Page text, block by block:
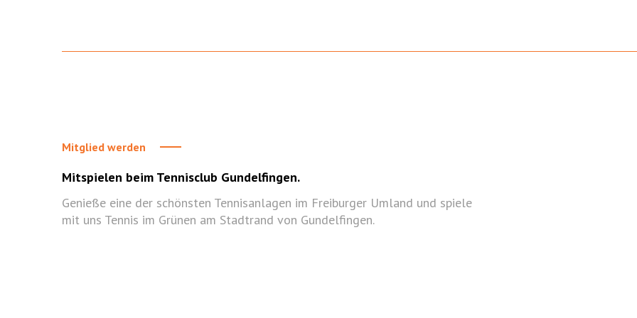
Mitglied werden
Mitspielen beim Tennisclub Gundelfingen.
Genieße eine der schönsten Tennisanlagen im Freiburger Umland und spiele
mit uns Tennis im Grünen am Stadtrand von Gundelfingen.